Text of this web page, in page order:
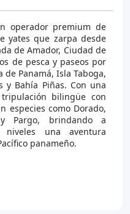
operador premium de
yates que zarpa desde
de Amador, Ciudad de
de pesca y paseos por
Panamá, Isla Taboga,
y Bahía Piñas. Con una
bilingüe con
especies como Dorado,
Pargo, brindando a
una aventura
panameño.